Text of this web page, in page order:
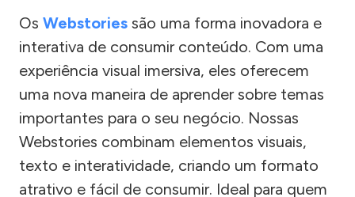
Os Webstories são uma forma inovadora e
interativa de consumir conteúdo. Com uma
experiência visual imersiva, eles oferecem
uma nova maneira de aprender sobre temas
importantes para o seu negócio. Nossas
Webstories combinam elementos visuais,
texto e interatividade, criando um formato
atrativo e fácil de consumir. Ideal para quem